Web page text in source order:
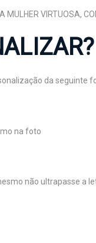
MULHER VIRTUOSA,
da seguinte
na foto
não ultrapasse a